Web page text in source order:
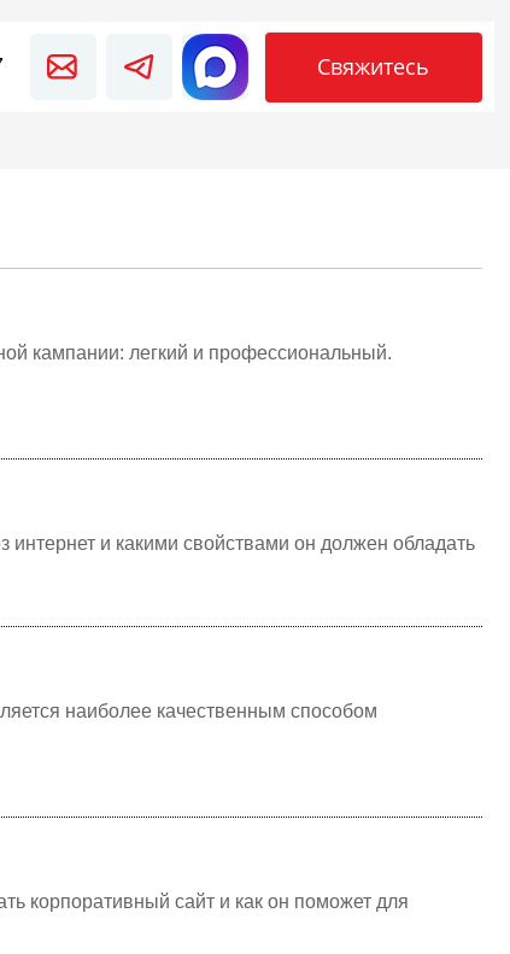
Свяжитесь
кампании: легкий и профессиональный.
и какими свойствами он должен обладать
наиболее качественным способом
корпоративный сайт и как он поможет для